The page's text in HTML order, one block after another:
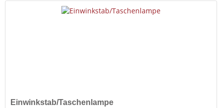
Einwinkstab/Taschenlampe